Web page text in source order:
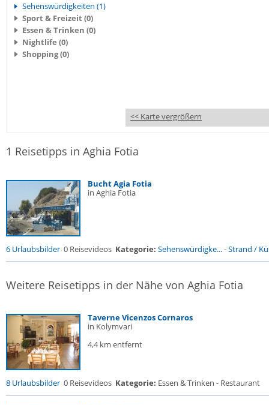
Sehenswürdigkeiten (1)
Sport & Freizeit (0)
Essen & Trinken (0)
Nightlife (0)
Shopping (0)
<< Karte vergrößern
1 Reisetipps in Aghia Fotia
Bucht Agia Fotia
in Aghia Fotia
6 Urlaubsbilder 0 Reisevideos Kategorie: Sehenswürdigke...-Strand /
Weitere Reisetipps in der Nähe von Aghia Fotia
Taverne Vicenzos Cornaros
in Kolymvari
4,4 km entfernt
8 Urlaubsbilder 0 Reisevideos Kategorie: Essen & Trinken - Restaurant